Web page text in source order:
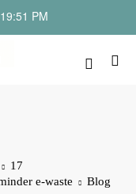
PM
17
e-waste
Blog